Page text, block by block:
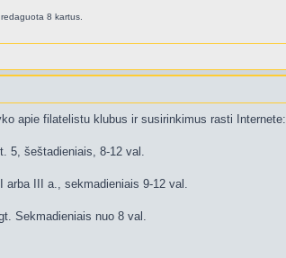
8 kartus.
apie filatelistu klubus ir susirinkimus rasti Internete:
5, šeštadieniais, 8-12 val.
arba III a., sekmadieniais 9-12 val.
Sekmadieniais nuo 8 val.